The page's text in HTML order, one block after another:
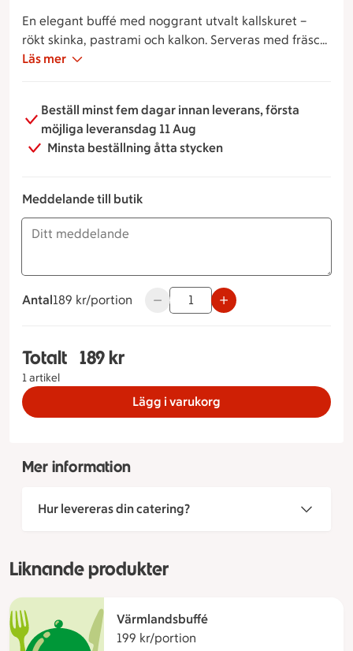
En elegant buffé med noggrant utvalt kallskuret –
rökt skinka, pastrami och kalkon. Serveras med fräsch
frukt och krämig potatissallad. Enkelt, stilfullt och
Läs mer
Beställ minst fem dagar innan leverans, första
möjliga leveransdag 11 Aug
Minsta beställning åtta stycken
Meddelande till butik
Antal
189 kronor per portion
189 kr/portion Använd knapparna för att minska
Totalt
1 artikel
Totalt 1 stycken Arvikafat, 189 kronor
189 kr
Lägg i varukorg
Mer information
Hur levereras din catering?
Liknande produkter
Värmlandsbuffé
199 kr/portion